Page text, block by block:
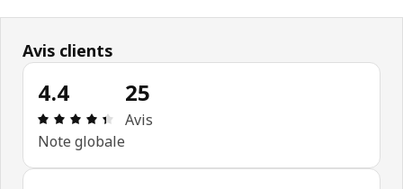
Avis clients
4.4
Avis: 4.4 sur 5 étoiles Nombre total d'avis: 25
Note globale
25
Avis